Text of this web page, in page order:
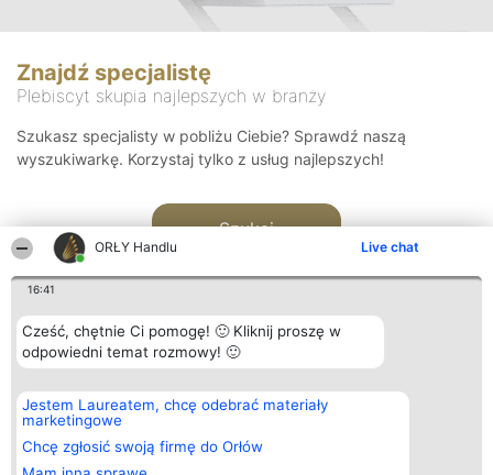
ORŁY Handlu Live chat
16:41
Cześć, chętnie Ci pomogę! 🙂 Kliknij proszę w
odpowiedni temat rozmowy! 🙂
Jestem Laureatem, chcę odebrać materiały
marketingowe
Chcę zgłosić swoją firmę do Orłów
Znajdź specjalistę
Plebiscyt skupia najlepszych w branży
Szukasz specjalisty w pobliżu Ciebie? Sprawdź naszą
wyszukiwarkę. Korzystaj tylko z usług najlepszych!
Szukaj
Organizator plebiscytu
Bright Side Solutions sp. z o.
o. sp. k.
ul. Ruska 22
Wrocław 50-079
KRS 0000749100 | Regon
Plebiscyt
Laureaci
wszystkich
Laureatów
Kontakt
Kontakt